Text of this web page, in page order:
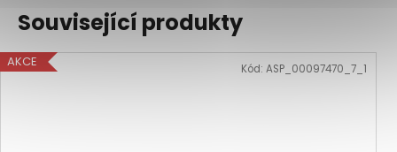
Související produkty
AKCE Kód: ASP_00097470_7_1